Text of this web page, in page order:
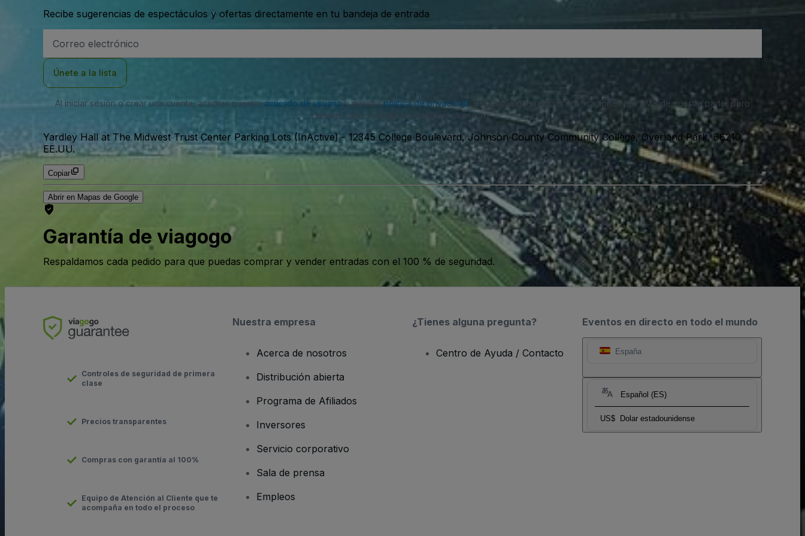
Recibe sugerencias de espectáculos y ofertas directamente en tu bandeja de entrada
de
Únete a la lista
Al iniciar sesión o crear una cuenta, aceptas nuestroacuerdo de usuarioy nuestrapolítica de privacidad . Es posible que recibas notificaciones por SMS de nuestra parte, pero
puedes darte de baja en cualquier momento.
Yardley Hall at The Midwest Trust Center Parking Lots (InActive)-12345 College Boulevard, Johnson County Community College, Overland Park, 66210,
EE.UU.
Copiar
Abrir en Mapas de Google
Garantía de viagogo
Respaldamos cada pedido para que puedas comprar y vender entradas con el 100 % de seguridad.
Eventos en directo en todo el mundo
España
Español (ES)
US$ Dolar estadounidense
Controles de seguridad de primera
clase
Precios transparentes
Compras con garantía al 100%
Equipo de Atención al Cliente que te
acompaña en todo el proceso
Nuestra empresa
Acerca de nosotros
Distribución abierta
Programa de Afiliados
Inversores
Servicio corporativo
Sala de prensa
Empleos
¿Tienes alguna pregunta?
Centro de Ayuda / Contacto